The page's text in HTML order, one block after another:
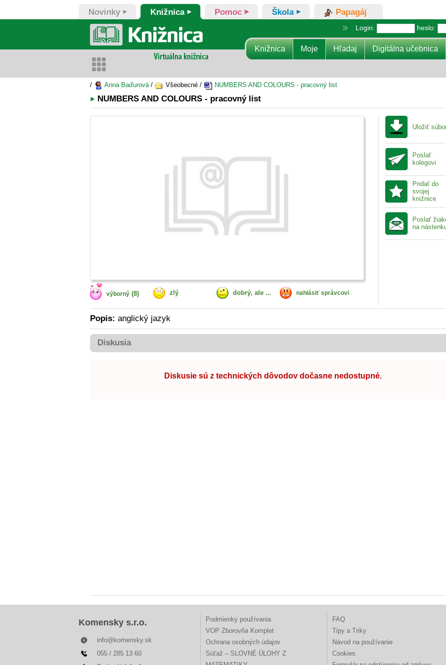
Novinky Knižnica Pomoc Škola Papagáj
Login: heslo:
Knižnica Moje Hľadaj Digitálna učebnica
/ Anna Baďurová/ Všeobecné / NUMBERS AND COLOURS - pracovný list
NUMBERS AND COLOURS - pracovný list
výborný (8) zlý dobrý, ale ... nahlásiť správcovi
Uložiť
Poslať
kolegovi
Pridať do
svojej
knižnice
Poslať
na
Popis: anglický jazyk
Diskusia
Diskusie sú z technických dôvodov dočasne nedostupné.
Komensky s.r.o.
info@komensky.sk
055 / 285 13 60
Podmienky používania
VOP Zborovňa Komplet
Ochrana osobných údajov
Súťaž – SLOVNÉ ÚLOHY Z
FAQ
Tipy a Triky
Návod na používanie
Cookies